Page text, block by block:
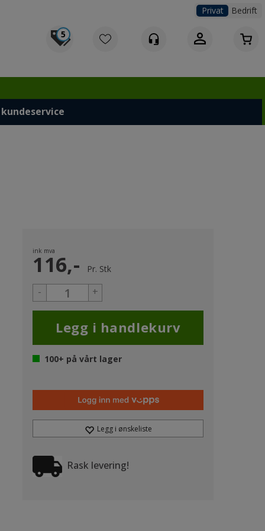
Privat Bedrift
5
ink mva
116,- Pr. Stk
- +
100+ på vårt lager
Legg i ønskeliste
Rask levering!